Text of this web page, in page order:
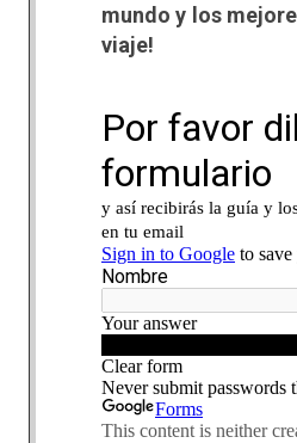
mundo y los
viaje!